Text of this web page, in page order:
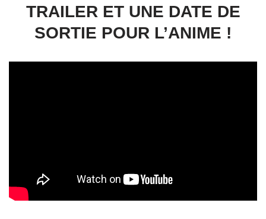
TRAILER ET UNE DATE DE
SORTIE POUR L’ANIME !